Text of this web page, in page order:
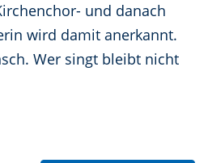
und danach
wird damit anerkannt.
Wer singt bleibt nicht